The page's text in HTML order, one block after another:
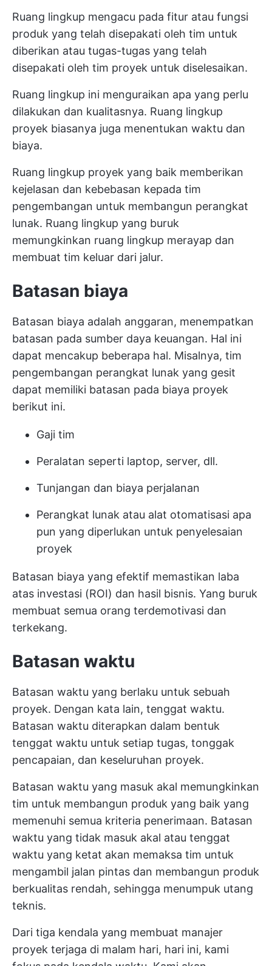
Ruang lingkup mengacu pada fitur atau fungsi
produk yang telah disepakati oleh tim untuk
diberikan atau tugas-tugas yang telah
disepakati oleh tim proyek untuk diselesaikan.
Ruang lingkup ini menguraikan apa yang perlu
dilakukan dan kualitasnya. Ruang lingkup
proyek biasanya juga menentukan waktu dan
biaya.
Ruang lingkup proyek yang baik memberikan
kejelasan dan kebebasan kepada tim
pengembangan untuk membangun perangkat
lunak. Ruang lingkup yang buruk
memungkinkan ruang lingkup merayap dan
membuat tim keluar dari jalur.
Batasan biaya
Batasan biaya adalah anggaran, menempatkan
batasan pada sumber daya keuangan. Hal ini
dapat mencakup beberapa hal. Misalnya, tim
pengembangan perangkat lunak yang gesit
dapat memiliki batasan pada biaya proyek
berikut ini.
Gaji tim
Peralatan seperti laptop, server, dll.
Tunjangan dan biaya perjalanan
Perangkat lunak atau alat otomatisasi apa
pun yang diperlukan untuk penyelesaian
proyek
Batasan biaya yang efektif memastikan laba
atas investasi (ROI) dan hasil bisnis. Yang buruk
membuat semua orang terdemotivasi dan
terkekang.
Batasan waktu
Batasan waktu yang berlaku untuk sebuah
proyek. Dengan kata lain, tenggat waktu.
Batasan waktu diterapkan dalam bentuk
tenggat waktu untuk setiap tugas, tonggak
pencapaian, dan keseluruhan proyek.
Batasan waktu yang masuk akal memungkinkan
tim untuk membangun produk yang baik yang
memenuhi semua kriteria penerimaan. Batasan
waktu yang tidak masuk akal atau tenggat
waktu yang ketat akan memaksa tim untuk
mengambil jalan pintas dan membangun produk
berkualitas rendah, sehingga menumpuk utang
teknis.
Dari tiga kendala yang membuat manajer
proyek terjaga di malam hari, hari ini, kami